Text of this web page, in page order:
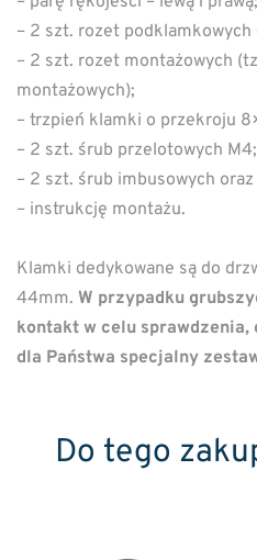
– 2 szt. rozet
– 2 szt. rozet montażowych
montażowych);
– trzpień klamki o przekroju
– 2 szt. śrub przelotowych M4;
– 2 szt. śrub imbusowych
– instrukcję montażu.
Klamki dedykowane są do
44mm. W przypadku
kontakt w celu
dla Państwa specjalny
Do tego